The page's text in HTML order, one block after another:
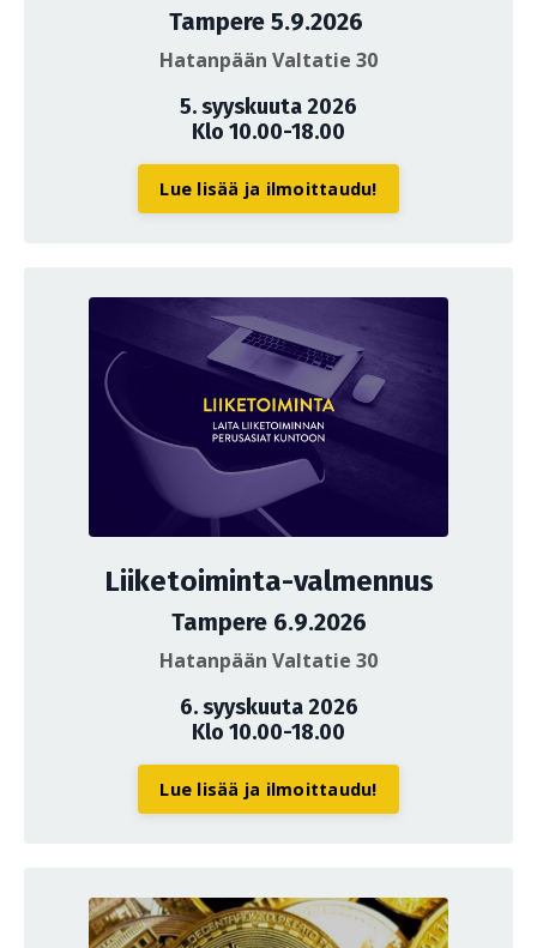
Tampere 5.9.2026
Hatanpään Valtatie 30
5. syyskuuta 2026
Klo 10.00-18.00
Lue lisää ja ilmoittaudu!
Liiketoiminta-valmennus
Tampere 6.9.2026
Hatanpään Valtatie 30
6. syyskuuta 2026
Klo 10.00-18.00
Lue lisää ja ilmoittaudu!